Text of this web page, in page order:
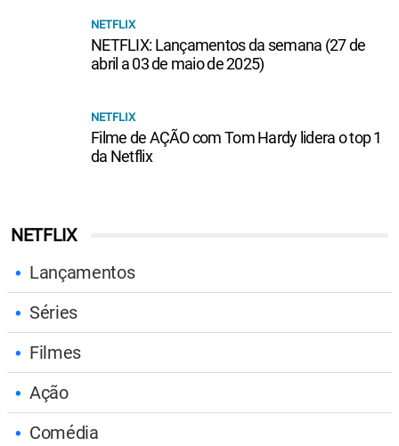
NETFLIX
Lançamentos
Séries
Filmes
Ação
Comédia
NETFLIX
NETFLIX: Lançamentos da semana (27 de
abril a 03 de maio de 2025)
NETFLIX
Filme de AÇÃO com Tom Hardy lidera o top 1
da Netflix